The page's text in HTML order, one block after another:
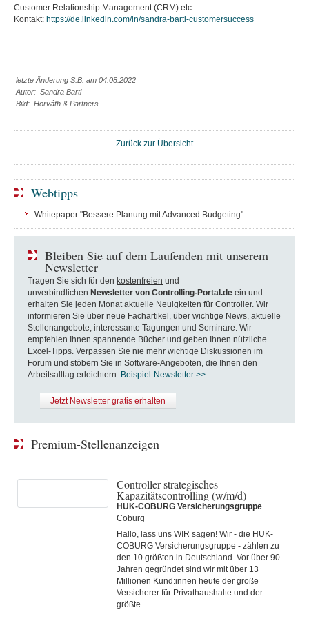
Customer Relationship Management (CRM) etc.
Kontakt: https://de.linkedin.com/in/sandra-bartl-customersuccess
letzte Änderung S.B. am 04.08.2022
Autor: Sandra Bartl
Bild: Horváth & Partners
Zurück zur Übersicht
Webtipps
Whitepaper "Bessere Planung mit Advanced Budgeting"
Bleiben Sie auf dem Laufenden mit unserem
Newsletter
Tragen Sie sich für den kostenfreien und
unverbindlichen Newsletter von Controlling-Portal.de ein und
erhalten Sie jeden Monat aktuelle Neuigkeiten für Controller. Wir
informieren Sie über neue Fachartikel, über wichtige News, aktuelle
Stellenangebote, interessante Tagungen und Seminare. Wir
empfehlen Ihnen spannende Bücher und geben Ihnen nützliche
Excel-Tipps. Verpassen Sie nie mehr wichtige Diskussionen im
Forum und stöbern Sie in Software-Angeboten, die Ihnen den
Arbeitsalltag erleichtern. Beispiel-Newsletter >>
Jetzt Newsletter gratis erhalten
Premium-Stellenanzeigen
Controller strategisches
Kapazitätscontrolling (w/m/d)
HUK-COBURG Versicherungsgruppe
Coburg
Hallo, lass uns WIR sagen! Wir - die HUK-
COBURG Versicherungsgruppe - zählen zu
den 10 größten in Deutschland. Vor über 90
Jahren gegründet sind wir mit über 13
Millionen Kund:innen heute der große
Versicherer für Privathaushalte und der
größte...